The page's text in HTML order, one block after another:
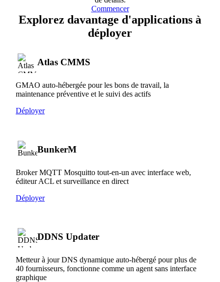
Commencer
Explorez davantage d'applications à
déployer
Atlas CMMS
GMAO auto-hébergée pour les bons de travail, la
maintenance préventive et le suivi des actifs
Déployer
BunkerM
Broker MQTT Mosquitto tout-en-un avec interface web,
éditeur ACL et surveillance en direct
Déployer
DDNS Updater
Metteur à jour DNS dynamique auto-hébergé pour plus de
40 fournisseurs, fonctionne comme un agent sans interface
graphique